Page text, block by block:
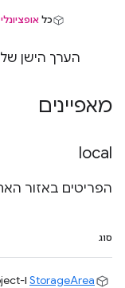
כל אופציונלי
הערך הישן
מאפיינים
local
הפריטים באזור
סוג
StorageArea ו-object